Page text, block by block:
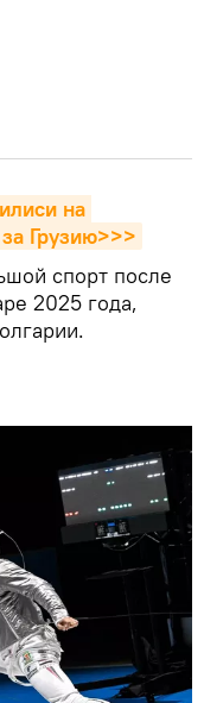
на
Грузию>>>
спорт после
2025 года,